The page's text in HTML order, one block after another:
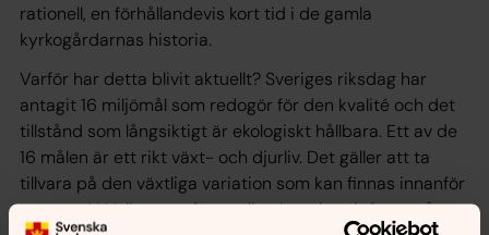
rationell, en förhållandevis kort tid i de gamla
kyrkogårdarnas historia.
Varför har detta blivit aktuellt? Sveriges riksdag har
antagit 16 miljömål som redogör för den kvalité och det
tillstånd som långsiktigt är ekologiskt hållbara. Ett av de
16 målen är ett rikt växt- och djurliv. Det gäller att ta
tillvara på den växtliga variation som kan finnas innanför
murarna! I Vallentuna församling har vi tagit fasta på